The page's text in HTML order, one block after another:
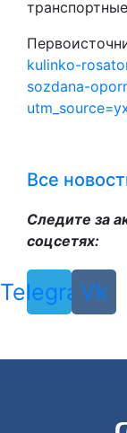
kulinko-
sozdana-
Все
Следите за
соцсетях:
Telegram
Vk